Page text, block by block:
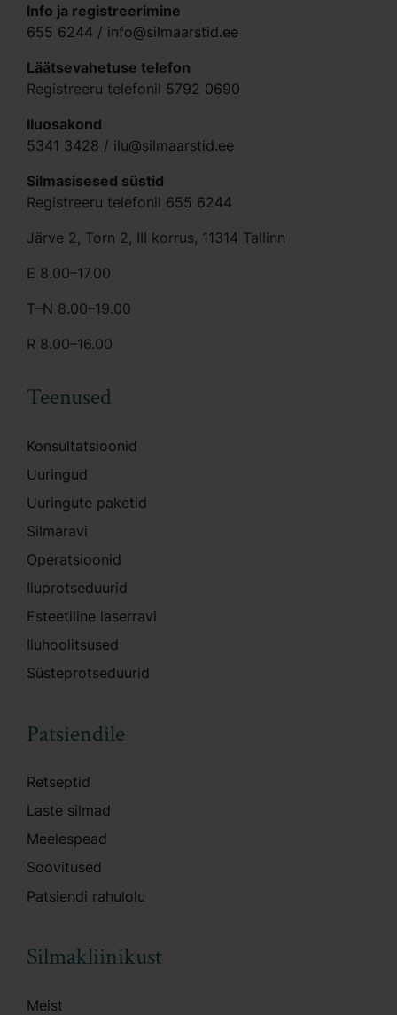
Info ja registreerimine
655 6244 / info@silmaarstid.ee
Läätsevahetuse telefon
Registreeru telefonil 5792 0690
Iluosakond
5341 3428 / ilu@silmaarstid.ee
Silmasisesed süstid
Registreeru telefonil 655 6244
Järve 2, Torn 2, III korrus, 11314 Tallinn
E 8.00–17.00
T–N 8.00–19.00
R 8.00–16.00
Teenused
Konsultatsioonid
Uuringud
Uuringute paketid
Silmaravi
Operatsioonid
Iluprotseduurid
Esteetiline laserravi
Iluhoolitsused
Süsteprotseduurid
Patsiendile
Retseptid
Laste silmad
Meelespead
Soovitused
Patsiendi rahulolu
Silmakliinikust
Meist